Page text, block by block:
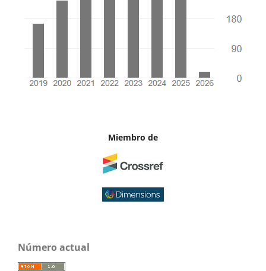
Miembro de
Número actual